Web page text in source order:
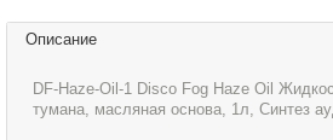
Описание
DF-Haze-Oil-1 Disco Fog Haze Oil
тумана, масляная основа, 1л, Синтез